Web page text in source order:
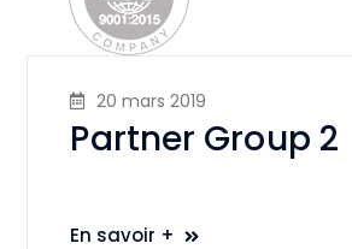
20 mars 2019
Partner Group 2
En savoir +